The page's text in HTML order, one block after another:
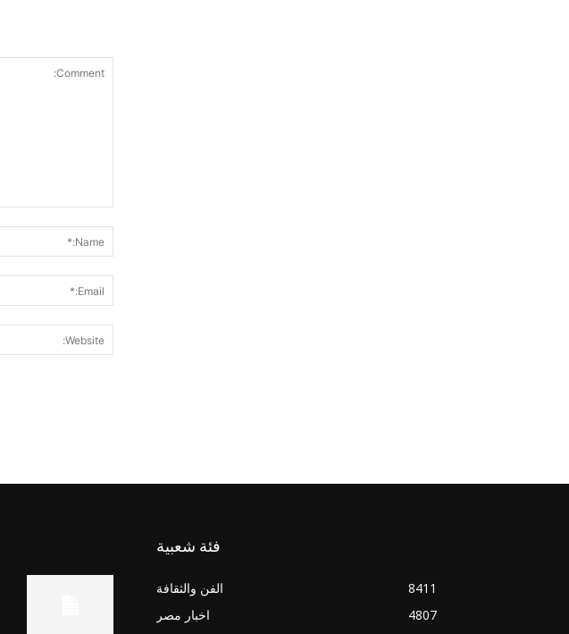
فئة شعبية
الفن والثقافة
8411
اخبار مصر
4807